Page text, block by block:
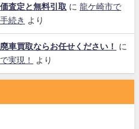
査定と無料引取 に 龍ケ崎市で
続き
より
車買取ならお任せください！
に
実現！
より